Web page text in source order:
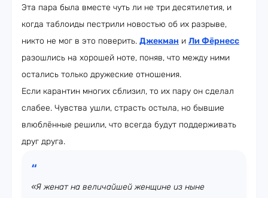
Эта пара была вместе чуть ли не три десятилетия, и
когда таблоиды пестрили новостью об их разрыве,
никто не мог в это поверить. Джекман и Ли Фёрнесс
разошлись на хорошей ноте, поняв, что между ними
остались только дружеские отношения.
Если карантин многих сблизил, то их пару он сделал
слабее. Чувства ушли, страсть остыла, но бывшие
влюблённые решили, что всегда будут поддерживать
друг друга.
«Я женат на величайшей женщине из ныне